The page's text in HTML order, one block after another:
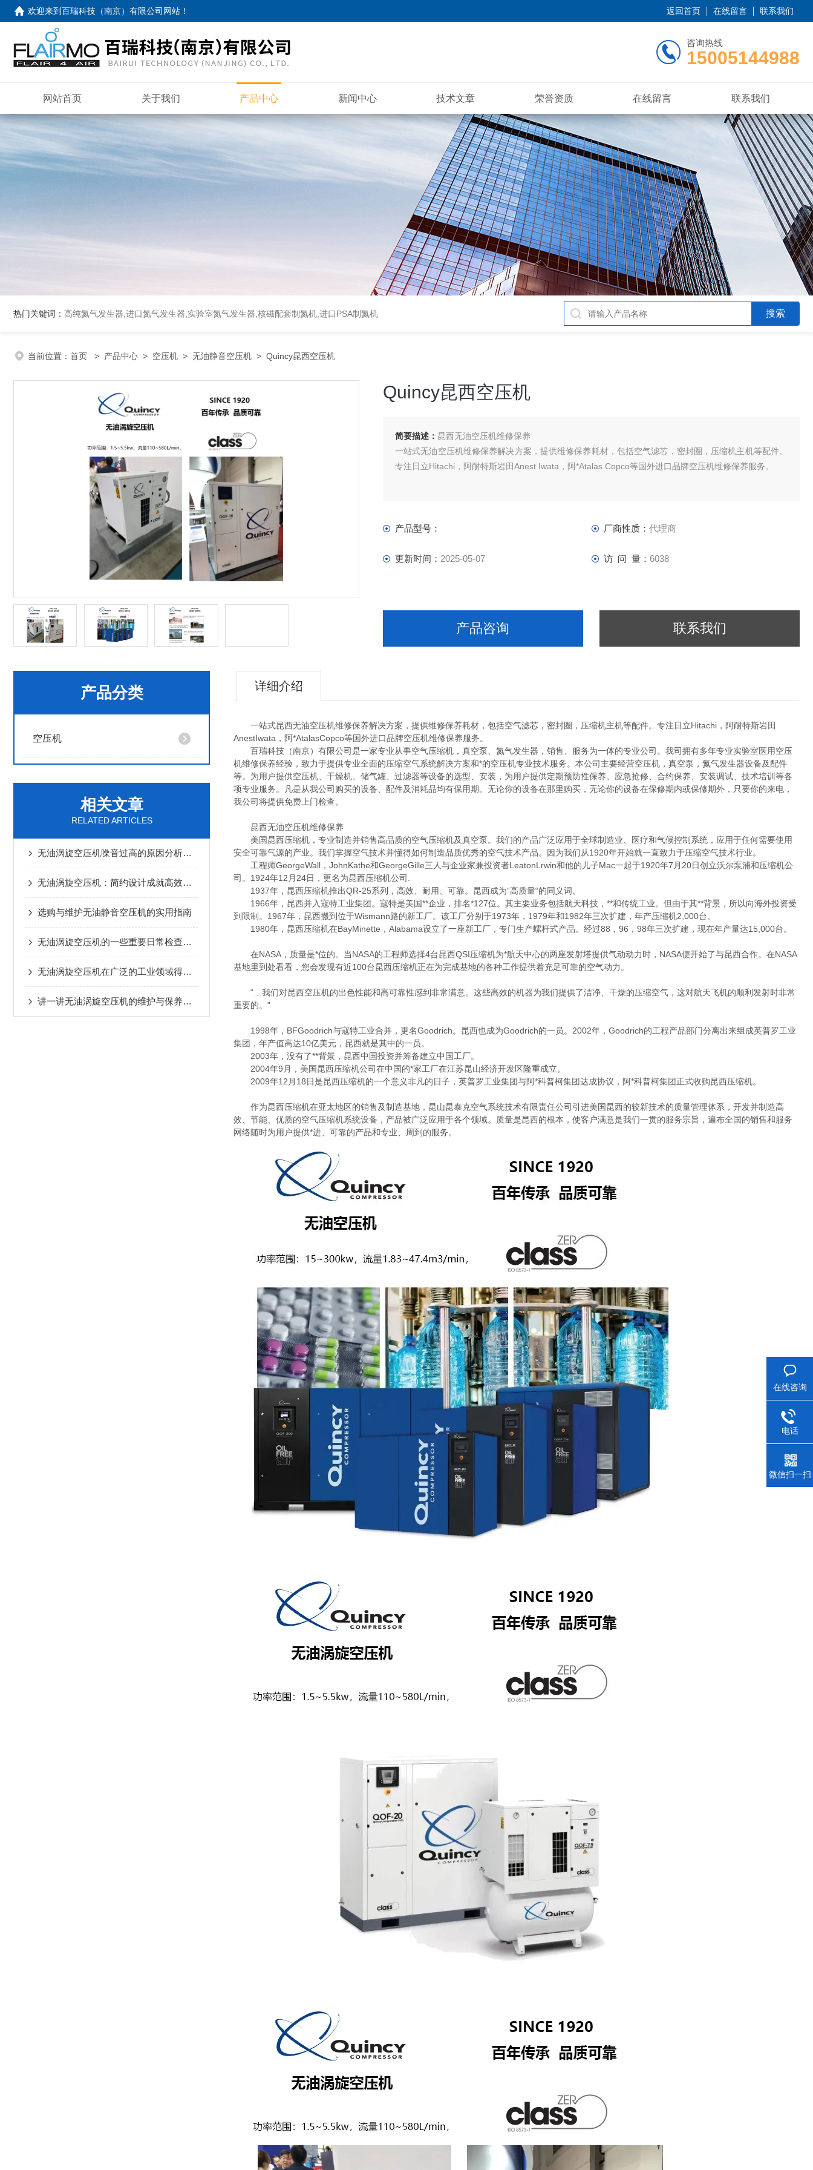
欢迎来到百瑞科技（南京）有限公司网站 ！ 返回首页 在线留言 联系我们
咨询热线
15005144988
网站首页 关于我们 产品中心 新闻中心 技术文章 荣誉资质 在线留言 联系我们
热门关键词： 高纯氮气发生器,进口氮气发生器,实验室氮气发生器,核磁配套制氮机,进口PSA制氮机
当前位置： 首页 > 产品中心 > 空压机 > 无油静音空压机 > Quincy昆西空压机
Quincy昆西空压机
简要描述： 昆西无油空压机维修保养
一站式无油空压机维修保养解决方案，提供维修保养耗材，包括空气滤芯，密封圈，压缩机主机等配件。
专注日立Hitachi，阿耐特斯岩田Anest Iwata，阿*Atalas Copco等国外进口品牌空压机维修保养服务。
产品型号： 厂商性质： 代理商
更新时间： 2025-05-07 访 问 量： 6038
产品咨询 联系我们
产品分类
空压机
相关文章
RELATED ARTICLES
无油涡旋空压机噪音过高的原因分析与解决方案
无油涡旋空压机：简约设计成就高效与可靠
选购与维护无油静音空压机的实用指南
无油涡旋空压机的一些重要日常检查与维护步骤
无油涡旋空压机在广泛的工业领域得到了应用
讲一讲无油涡旋空压机的维护与保养指南
详细介绍
一站式昆西无油空压机维修保养解决方案，提供维修保养耗材，包括空气滤芯，密封圈，压缩机主机等配件。专注日立Hitachi，阿耐特斯岩田
AnestIwata，阿*AtalasCopco等国外进口品牌空压机维修保养服务。
百瑞科技（南京）有限公司是一家专业从事空气压缩机，真空泵、氮气发生器，销售、服务为一体的专业公司。我司拥有多年专业实验室医用空压
机维修保养经验，致力于提供专业全面的压缩空气系统解决方案和*的空压机专业技术服务。本公司主要经营空压机，真空泵，氮气发生器设备及配件
等。为用户提供空压机、干燥机、储气罐、过滤器等设备的选型、安装，为用户提供定期预防性保养、应急抢修、合约保养、安装调试、技术培训等各
项专业服务。凡是从我公司购买的设备、配件及消耗品均有保用期。无论你的设备在那里购买，无论你的设备在保修期内或保修期外，只要你的来电，
我公司将提供免费上门检查。
昆西无油空压机维修保养
美国昆西压缩机，专业制造并销售高品质的空气压缩机及真空泵。我们的产品广泛应用于全球制造业、医疗和气候控制系统，应用于任何需要使用
安全可靠气源的产业。我们掌握空气技术并懂得如何制造品质优秀的空气技术产品。因为我们从1920年开始就一直致力于压缩空气技术行业。
工程师GeorgeWall，JohnKathe和GeorgeGille三人与企业家兼投资者LeatonLrwin和他的儿子Mac一起于1920年7月20日创立沃尔泵浦和压缩机公
司。1924年12月24日，更名为昆西压缩机公司.
1937年，昆西压缩机推出QR-25系列，高效、耐用、可靠。昆西成为“高质量“的同义词。
1966年，昆西并入寇特工业集团。寇特是美国**企业，排名*127位。其主要业务包括航天科技，**和传统工业。但由于其**背景，所以向海外投资受
到限制。1967年，昆西搬到位于Wismann路的新工厂。该工厂分别于1973年，1979年和1982年三次扩建，年产压缩机2,000台。
1980年，昆西压缩机在BayMinette，Alabama设立了一座新工厂，专门生产螺杆式产品。经过88，96，98年三次扩建，现在年产量达15,000台。
在NASA，质量是*位的。当NASA的工程师选择4台昆西QSI压缩机为*航天中心的两座发射塔提供气动动力时，NASA便开始了与昆西合作。在NASA
基地里到处看看，您会发现有近100台昆西压缩机正在为完成基地的各种工作提供着充足可靠的空气动力。
“…我们对昆西空压机的出色性能和高可靠性感到非常满意。这些高效的机器为我们提供了洁净、干燥的压缩空气，这对航天飞机的顺利发射时非常
重要的。”
1998年，BFGoodrich与寇特工业合并，更名Goodrich。昆西也成为Goodrich的一员。2002年，Goodrich的工程产品部门分离出来组成英普罗工业
集团，年产值高达10亿美元，昆西就是其中的一员。
2003年，没有了**背景，昆西中国投资并筹备建立中国工厂。
2004年9月，美国昆西压缩机公司在中国的*家工厂在江苏昆山经济开发区隆重成立。
2009年12月18日是昆西压缩机的一个意义非凡的日子，英普罗工业集团与阿*科普柯集团达成协议，阿*科普柯集团正式收购昆西压缩机。
作为昆西压缩机在亚太地区的销售及制造基地，昆山昆泰克空气系统技术有限责任公司引进美国昆西的较新技术的质量管理体系，开发并制造高
效、节能、优质的空气压缩机系统设备，产品被广泛应用于各个领域。质量是昆西的根本，使客户满意是我们一贯的服务宗旨，遍布全国的销售和服务
网络随时为用户提供*进、可靠的产品和专业、周到的服务。
在线咨询
电话
微信扫一扫